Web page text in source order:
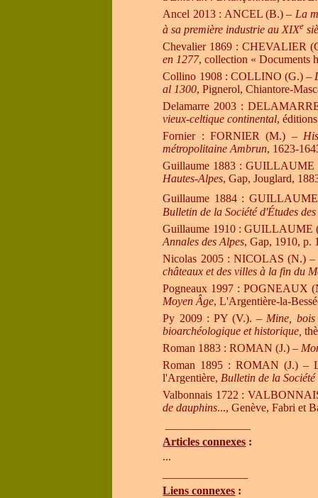
Ancel 2013 : ANCEL (B.) – La
à sa première industrie au XIXe
Chevalier 1869 : CHEVALIER
en 1277, collection « Documents
Collino 1908 : COLLINO (G.)–
al 1300, Pignerol, Chiantore-
Delamarre 2003 :
vieux-celtique continental,
Fornier : FORNIER (M.) –
métropolitaine Ambrun, 1623-
Guillaume 1883 : GUILLAUME
Hautes-Alpes, Gap, Jouglard,
Guillaume 1884 :
Bulletin de la Société d'Études
Guillaume 1910 : GUILLAUME
Annales des Alpes, Gap, 1910, p.
Nicolas 2005 : NICOLAS (N.)
châteaux et des villes à la fin du
Pogneaux 1997 : POGNEAUX
Moyen Âge, L'Argentière-la-
Py 2009 : PY (V.).– Mine,
bioarchéologique et historique,
Roman 1883 : ROMAN (J.)–
Roman 1895 : ROMAN (J.) –
l'Argentière, Bulletin de la
Valbonnais 1722 :
de dauphins..., Genève, Fabri et
Articles connexes :
...
Liens connexes :